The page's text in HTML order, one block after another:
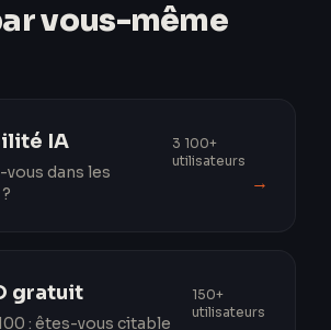
vous-même
IA
dans les
3 100+
utilisateurs
→
gratuit
: êtes-vous citable
150+
utilisateurs